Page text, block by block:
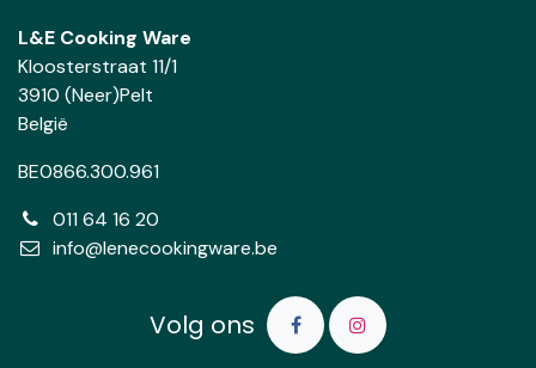
L&E Cooking Ware
Kloosterstraat 11/1
3910 (Neer)Pelt
België
BE0866.300.961
011 64 16 20
info@lenecookingware.be
Volg ons